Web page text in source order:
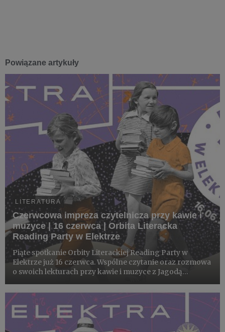
Powiązane artykuły
LITERATURA
Czerwcowa impreza czytelnicza przy kawie i
muzyce | 16 czerwca | Orbita Literacka
Reading Party w Elektrze
Piąte spotkanie Orbity Literackiej Reading Party w
Elektrze już 16 czerwca. Wspólne czytanie oraz rozmowa
o swoich lekturach przy kawie i muzyce z Jagodą
wszyscy są mile widziani!